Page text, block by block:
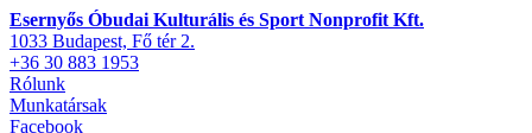
Esernyős Óbudai Kulturális és Sport Nonprofit Kft.
1033 Budapest, Fő tér 2.
+36 30 883 1953
Rólunk
Munkatársak
Facebook